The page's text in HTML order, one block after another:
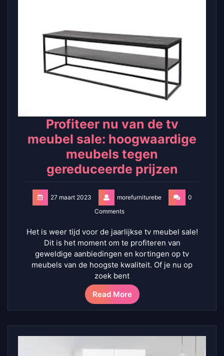
Profiteer nu van de tv
meubel sale: hoogwaardige
meubels tegen
gereduceerde prijzen
27 maart 2023 morefurniturebe
0
Comments
Het is weer tijd voor de jaarlijkse tv meubel sale!
Dit is het moment om te profiteren van
geweldige aanbiedingen en kortingen op tv
meubels van de hoogste kwaliteit. Of je nu op
zoek bent
Read More